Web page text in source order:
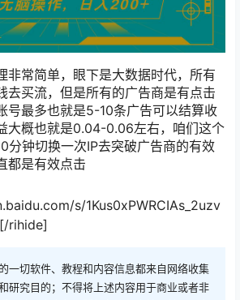
非常简单，眼下是大数据时代，所有
去买流，但是所有的广告商是有点击
号最多也就是5-10条广告可以结算收
大概也就是0.04-0.06左右，咱们这个
分钟切换一次IP去突破广告商的有效
都是有效点击
s/1Kus0xPWRCIAs_2uzv
rihide]
一切软件、教程和内容信息都来自网络收集
研究目的；不得将上述内容用于商业或者非